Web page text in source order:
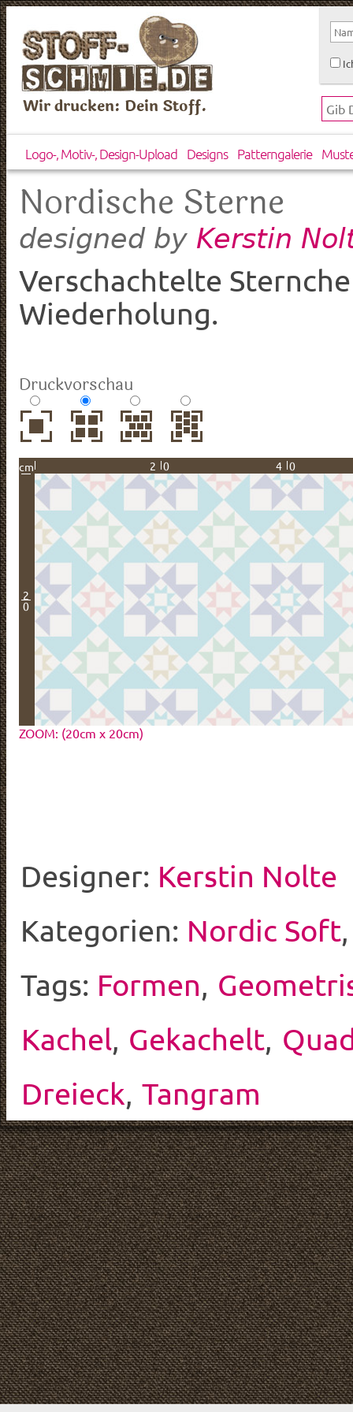
Wir drucken: Dein Stoff.
Logo-, Motiv-, Design-Upload Designs Patterngalerie
Nordische Sterne
designed by Kerstin
Verschachtelte
Wiederholung.
Druckvorschau
cm 20 40
2
0
ZOOM: (20cm x 20cm)
Designer: Kerstin Nolte
Kategorien: Nordic Soft
Tags: Formen,
Kachel, Gekachelt,
Dreieck, Tangram